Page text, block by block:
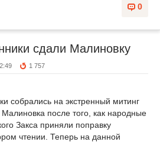
0
сдали Малиновку
1 757
собрались на экстренный митинг
Малиновка после того, как народные
Закса приняли поправку
чтении. Теперь на данной